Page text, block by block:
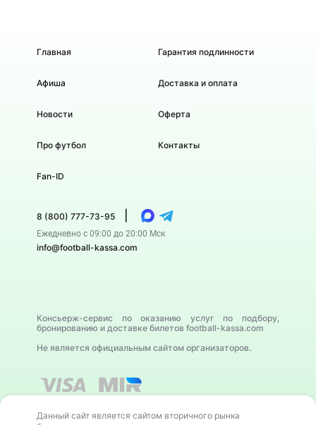
Главная
Афиша
Новости
Про футбол
Fan-ID
Гарантия подлинности
Доставка и оплата
Оферта
Контакты
8 (800) 777-73-95
Ежедневно с 09:00 до 20:00 Мск
info@football-kassa.com
Консьерж-сервис по оказанию услуг по подбору,
бронированию и доставке билетов football-kassa.com
Не является официальным сайтом организаторов.
Данный сайт является сайтом вторичного рынка